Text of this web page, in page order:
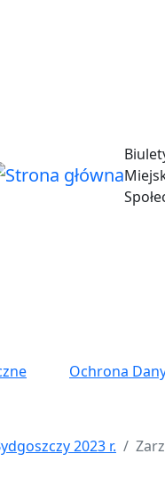
Ochrona
2023 r.